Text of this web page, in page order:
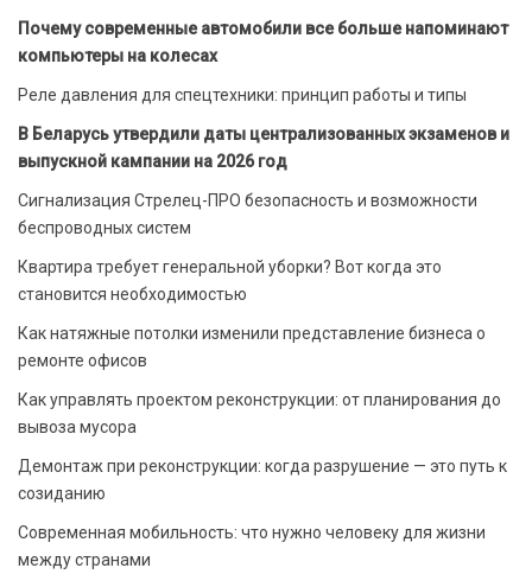
Почему современные автомобили все больше напоминают
компьютеры на колесах
Реле давления для спецтехники: принцип работы и типы
В Беларусь утвердили даты централизованных экзаменов и
выпускной кампании на 2026 год
Сигнализация Стрелец-ПРО безопасность и возможности
беспроводных систем
Квартира требует генеральной уборки? Вот когда это
становится необходимостью
Как натяжные потолки изменили представление бизнеса о
ремонте офисов
Как управлять проектом реконструкции: от планирования до
вывоза мусора
Демонтаж при реконструкции: когда разрушение — это путь к
созиданию
Современная мобильность: что нужно человеку для жизни
между странами